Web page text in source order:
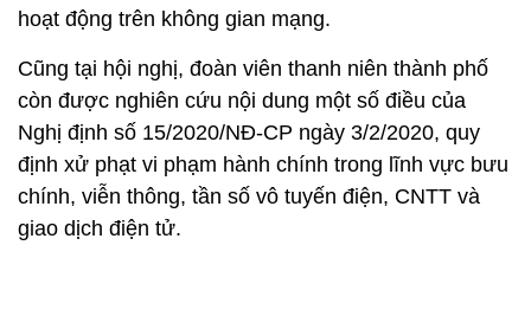
hoạt động trên không gian mạng.
Cũng tại hội nghị, đoàn viên thanh niên thành phố
còn được nghiên cứu nội dung một số điều của
Nghị định số 15/2020/NĐ-CP ngày 3/2/2020, quy
định xử phạt vi phạm hành chính trong lĩnh vực bưu
chính, viễn thông, tần số vô tuyến điện, CNTT và
giao dịch điện tử.